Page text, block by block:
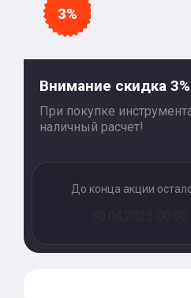
3%
Внимание скидка 3%
При покупке
наличный расчет!
До конца акции